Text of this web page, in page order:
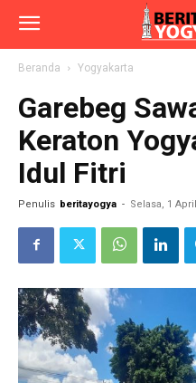
Beranda Yogyakarta
Garebeg
Keraton
Idul Fitri
Penulis beritayogya - Selasa, 1